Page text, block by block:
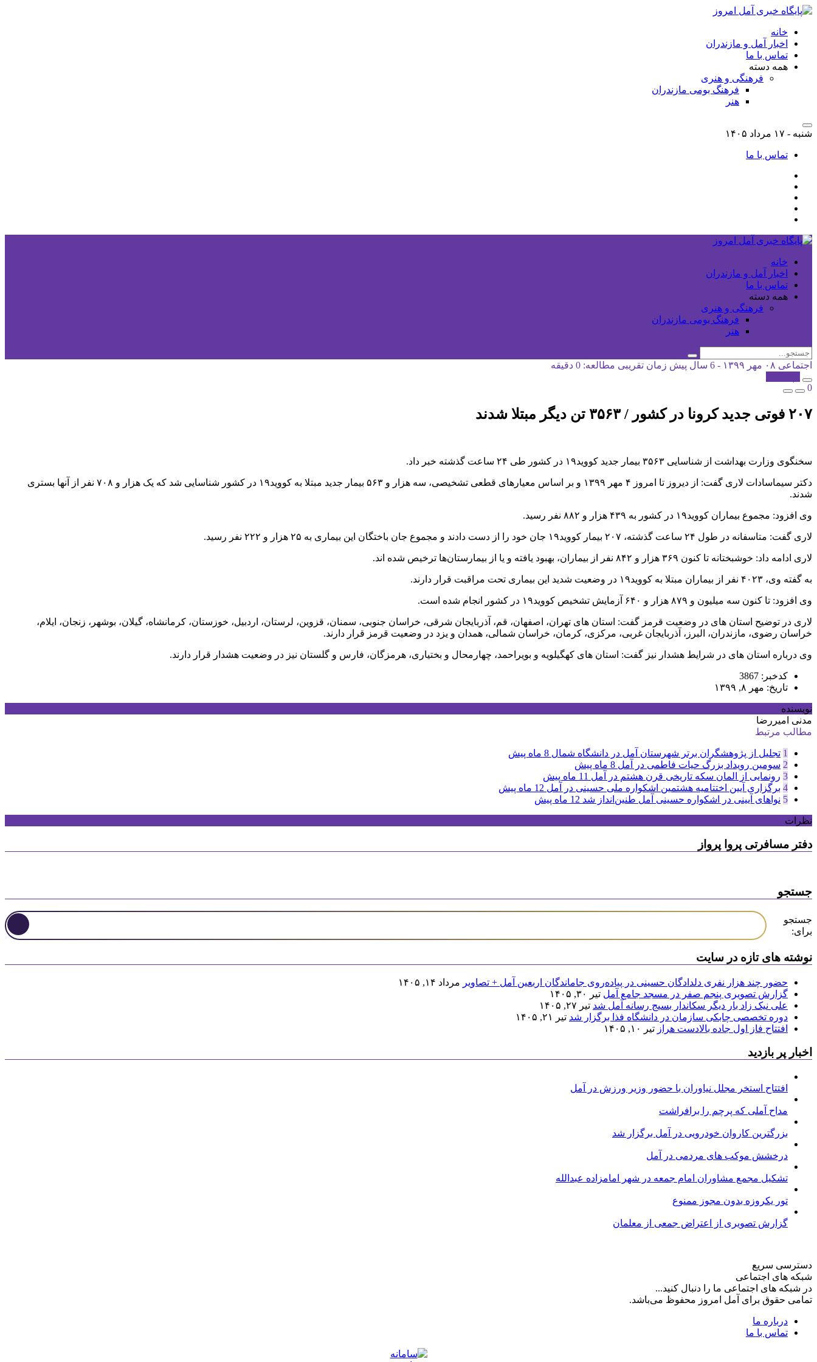
خانه
اخبار آمل و مازندران
تماس با ما
همه دسته
فرهنگی و هنری
فرهنگ بومی مازندران
هنر
شنبه - ۱۷ مرداد ۱۴۰۵
تماس با ما
خانه
اخبار آمل و مازندران
تماس با ما
همه دسته
فرهنگی و هنری
فرهنگ بومی مازندران
هنر
اجتماعی ۰۸ مهر ۱۳۹۹ - 6 سال پیش
زمان تقریبی مطالعه: 0 دقیقه
0
۲۰۷ فوتی جدید کرونا در کشور / ۳۵۶۳ تن دیگر مبتلا شدند
سخنگوی وزارت بهداشت از شناسایی ۳۵۶۳ بیمار جدید کووید۱۹ در کشور طی ۲۴ ساعت گذشته خبر داد.
دکتر سیماسادات لاری گفت: از دیروز تا امروز ۴ مهر ۱۳۹۹ و بر اساس معیارهای قطعی تشخیصی، سه هزار و ۵۶۳ بیمار جدید مبتلا به کووید۱۹ در کشور شناسایی شد که یک هزار و ۷۰۸ نفر از آنها بستری
شدند.
وی افزود: مجموع بیماران کووید۱۹ در کشور به ۴۳۹ هزار و ۸۸۲ نفر رسید.
لاری گفت: متاسفانه در طول ۲۴ ساعت گذشته، ۲۰۷ بیمار کووید۱۹ جان خود را از دست دادند و مجموع جان باختگان این بیماری به ۲۵ هزار و ۲۲۲ نفر رسید.
لاری ادامه داد: خوشبختانه تا کنون ۳۶۹ هزار و ۸۴۲ نفر از بیماران، بهبود یافته و یا از بیمارستان‌ها ترخیص شده اند.
به گفته وی، ۴۰۲۳ نفر از بیماران مبتلا به کووید۱۹ در وضعیت شدید این بیماری تحت مراقبت قرار دارند.
وی افزود: تا کنون سه میلیون و ۸۷۹ هزار و ۶۴۰ آزمایش تشخیص کووید۱۹ در کشور انجام شده است.
لاری در توضیح استان های در وضعیت قرمز گفت: استان های تهران، اصفهان، قم، آذربایجان شرقی، خراسان جنوبی، سمنان، قزوین، لرستان، اردبیل، خوزستان، کرمانشاه، گیلان، بوشهر، زنجان، ایلام،
خراسان رضوی، مازندران، البرز، آذربایجان غربی، مرکزی، کرمان، خراسان شمالی، همدان و یزد در وضعیت قرمز قرار دارند.
وی درباره استان های در شرایط هشدار نیز گفت: استان های کهگیلویه و بویراحمد، چهارمحال و بختیاری، هرمزگان، فارس و گلستان نیز در وضعیت هشدار قرار دارند.
کدخبر: 3867
تاریخ: مهر ۸, ۱۳۹۹
نویسنده
مدنی امیررضا
مطالب مرتبط
1 تجلیل از پژوهشگران برتر شهرستان آمل در دانشگاه شمال 8 ماه پیش
2 سومین رویداد بزرگ حیات فاطمی در آمل 8 ماه پیش
3 رونمایی از المان سکه تاریخی قرن هشتم در آمل 11 ماه پیش
4 برگزاری آیین اختتامیه هشتمین اشکواره ملی حسینی در آمل 12 ماه پیش
5 نواهای آیینی در اشکواره حسینی آمل طنین‌انداز شد 12 ماه پیش
نظرات
دفتر مسافرتی پروا پرواز
جستجو
جستجو
برای:
نوشته های تازه در سایت
حضور چند هزار نفری دلدادگان حسینی در پیاده‌روی جاماندگان اربعین آمل + تصاویر مرداد ۱۴, ۱۴۰۵
گزارش تصویری پنجم صفر در مسجد جامع آمل تیر ۳۰, ۱۴۰۵
علی نیک زاد بار دیگر سکاندار بسیج رسانه آمل شد تیر ۲۷, ۱۴۰۵
دوره تخصصی چابکی سازمان در دانشگاه فذا برگزار شد تیر ۲۱, ۱۴۰۵
افتتاح فاز اول جاده بالادست هراز تیر ۱۰, ۱۴۰۵
اخبار پر بازدید
افتتاح استخر مجلل نیاوران با حضور وزیر ورزش در آمل
مداح آملی که پرچم را برافراشت
بزرگترین کاروان خودرویی در آمل برگزار شد
درخشش موکب های مردمی در آمل
تشکیل مجمع مشاوران امام جمعه در شهر امامزاده عبدالله
تور یکروزه بدون مجوز ممنوع
گزارش تصویری از اعتراض جمعی از معلمان
دسترسی سریع
شبکه های اجتماعی
در شبکه های اجتماعی ما را دنبال کنید...
تمامی حقوق برای آمل امروز محفوظ می‌باشد.
درباره ما
تماس با ما